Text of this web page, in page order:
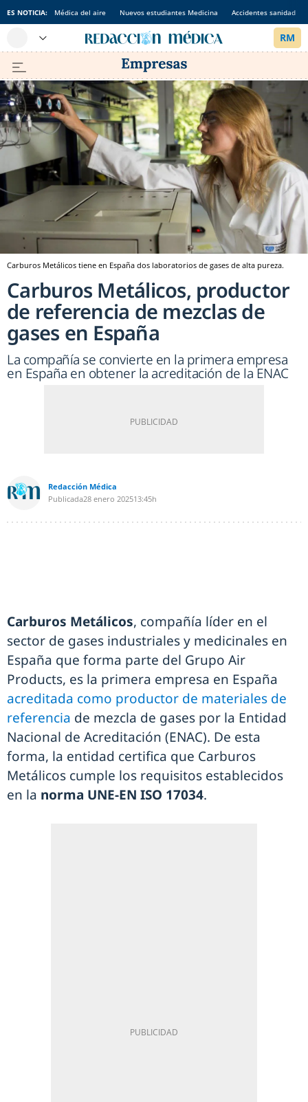
ES NOTICIA: Médica del aire Nuevos estudiantes Medicina Accidentes sanidad
Carburos Metálicos tiene en España dos laboratorios de gases de alta pureza.
Carburos Metálicos, productor
de referencia de mezclas de
gases en España
La compañía se convierte en la primera empresa
en España en obtener la acreditación de la ENAC
Redacción Médica
Publicada28 enero 202513:45h
Carburos Metálicos, compañía líder en el
sector de gases industriales y medicinales en
España que forma parte del Grupo Air
Products, es la primera empresa en España
acreditada como productor de materiales de
referencia de mezcla de gases por la Entidad
Nacional de Acreditación (ENAC). De esta
forma, la entidad certifica que Carburos
Metálicos cumple los requisitos establecidos
en la norma UNE-EN ISO 17034.